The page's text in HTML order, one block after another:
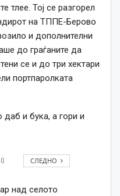
тлее. Тој се разгорел
на ТППЕ-Берово
и дополнителни
до граѓаните да
се и до три хектари
портпаролката
и бука, а гори и
0 СЛЕДНО
над селото